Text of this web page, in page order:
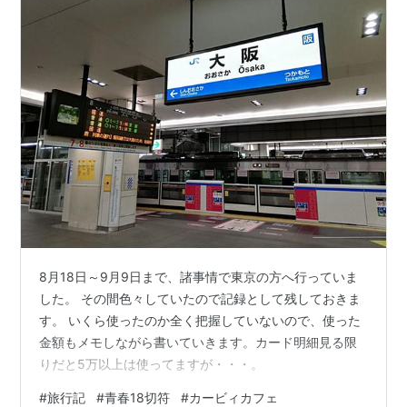
8月18日～9月9日まで、諸事情で東京の方へ行っていま
した。 その間色々していたので記録として残しておきま
す。 いくら使ったのか全く把握していないので、使った
金額もメモしながら書いていきます。カード明細見る限
りだと5万以上は使ってますが・・・。
#旅行記 #青春18切符 #カービィカフェ